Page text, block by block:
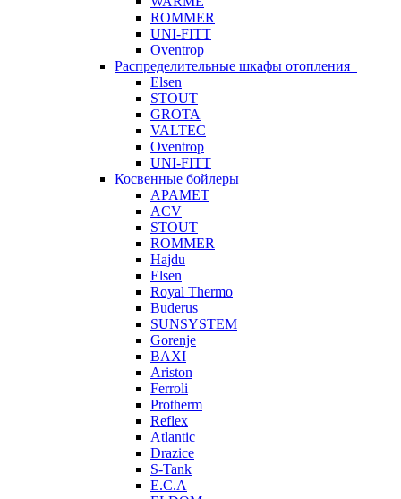
ROMMER
UNI-FITT
Oventrop
Распределительные шкафы отопления
Elsen
STOUT
GROTA
VALTEC
Oventrop
UNI-FITT
Косвенные бойлеры
APAMET
ACV
STOUT
ROMMER
Hajdu
Elsen
Royal Thermo
Buderus
SUNSYSTEM
Gorenje
BAXI
Ariston
Ferroli
Protherm
Reflex
Atlantic
Drazice
S-Tank
E.C.A